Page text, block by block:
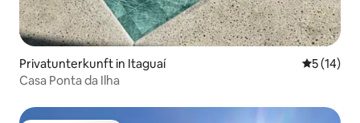
Privatunterkunft in Itaguaí
5 (14)
Casa Ponta da Ilha